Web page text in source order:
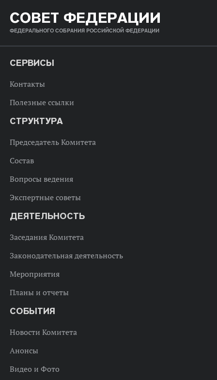
СОВЕТ ФЕДЕРАЦИИ
ФЕДЕРАЛЬНОГО СОБРАНИЯ РОССИЙСКОЙ ФЕДЕРАЦИИ
СЕРВИСЫ
Контакты
Полезные ссылки
СТРУКТУРА
Председатель Комитета
Состав
Вопросы ведения
Экспертные советы
ДЕЯТЕЛЬНОСТЬ
Заседания Комитета
Законодательная деятельность
Мероприятия
Планы и отчеты
СОБЫТИЯ
Новости Комитета
Анонсы
Видео и Фото